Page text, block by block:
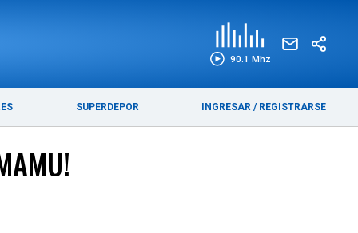
90.1 Mhz
SUPERDEPOR INGRESAR / REGISTRARSE